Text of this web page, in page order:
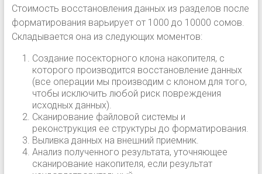
Стоимость восстановления данных из разделов после
форматирования варьирует от 1000 до 10000 сомов.
Складывается она из следующих моментов:
Создание посекторного клона накопителя, с
которого производится восстановление данных
(все операции мы производим с клоном для того,
чтобы исключить любой риск повреждения
исходных данных).
Сканирование файловой системы и
реконструкция ее структуры до форматирования.
Выливка данных на внешний приемник.
Анализ полученного результата, уточняющее
сканирование накопителя, если результат